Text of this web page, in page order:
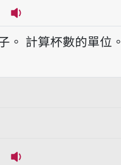
播放音讀au
。 計算杯數的單位。